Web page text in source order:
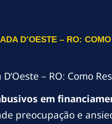
D’OESTE – RO:
– RO: Como
em
preocupação e